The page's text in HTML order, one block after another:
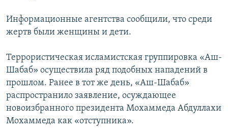
Информационные агентства сообщили, что среди
жертв были женщины и дети.
Террористическая исламистская группировка «Аш-
Шабаб» осуществила ряд подобных нападений в
прошлом. Ранее в тот же день, «Аш-Шабаб»
распространило заявление, осуждающее
новоизбранного президента Мохаммеда Абдуллахи
Мохаммеда как «отступника».